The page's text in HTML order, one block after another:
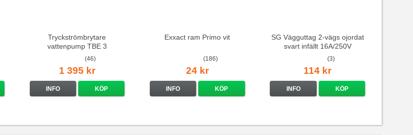
Tryckströmbrytare
vattenpump TBE 3
(46)
1 395 kr
INFO KÖP
Exxact ram Primo vit
(186)
24 kr
INFO KÖP
SG Vägguttag 2-vägs ojordat
svart infällt 16A/250V
(3)
114 kr
INFO KÖP